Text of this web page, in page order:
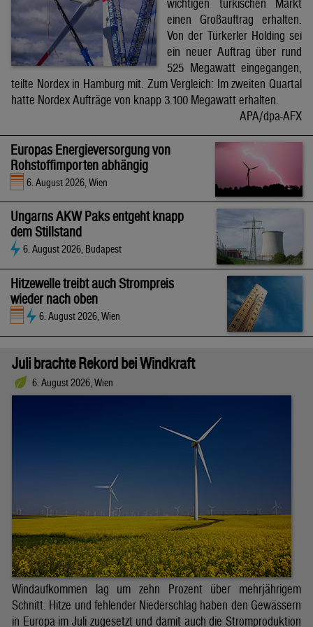
wichtigen türkischen Markt
einen Großauftrag erhalten.
Von der Türkerler Holding sei
ein neuer Auftrag über rund
525 Megawatt eingegangen,
teilte Nordex in Hamburg mit. Zum Vergleich: Im zweiten Quartal
hatte Nordex Aufträge von knapp 3.100 Megawatt erhalten.
APA/dpa-AFX
Europas Energieversorgung von
Rohstoffimporten abhängig
6. August 2026, Wien
Ungarns AKW Paks entgeht knapp
dem Stillstand
6. August 2026, Budapest
Hitzewelle treibt auch Strompreis
wieder nach oben
6. August 2026, Wien
Juli brachte Rekord bei Windkraft
6. August 2026, Wien
Windaufkommen lag um zehn Prozent über mehrjährigem
Schnitt. Hitze und fehlender Niederschlag haben den Gewässern
in Europa im Juli zugesetzt und damit auch die Stromproduktion